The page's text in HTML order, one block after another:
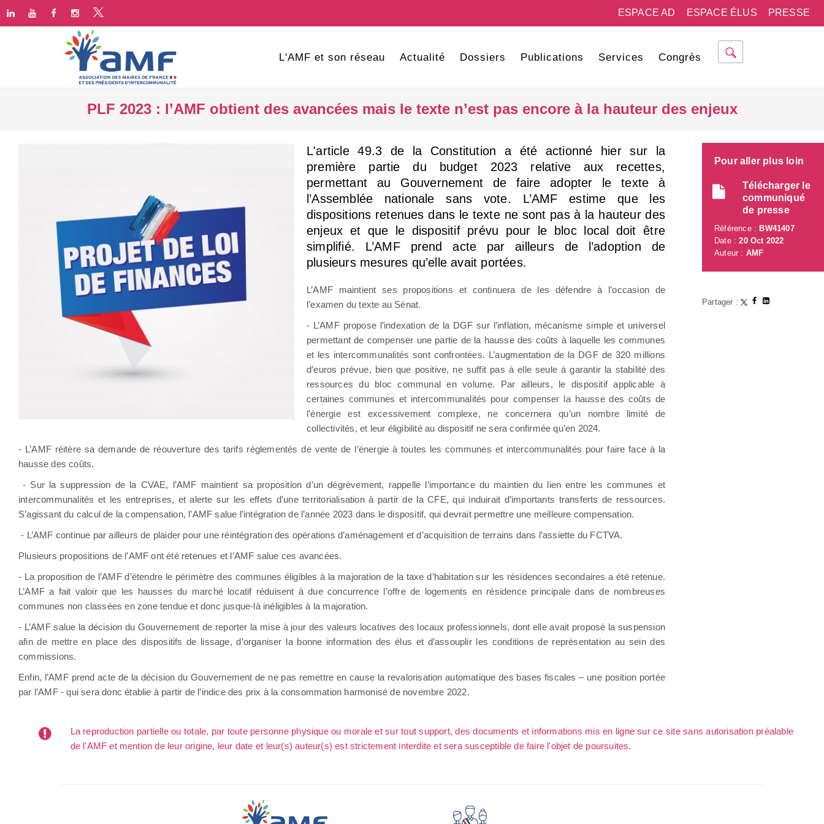
PRESSE
ESPACE ÉLUS
ESPACE AD
L'AMF et son réseau Actualité Dossiers Publications Services Congrès
PLF 2023 : l’AMF obtient des avancées mais le texte n’est pas encore à la hauteur des enjeux
L'article 49.3 de la Constitution a été actionné hier sur la
première partie du budget 2023 relative aux recettes,
permettant au Gouvernement de faire adopter le texte à
l’Assemblée nationale sans vote. L’AMF estime que les
dispositions retenues dans le texte ne sont pas à la hauteur des
enjeux et que le dispositif prévu pour le bloc local doit être
simplifié. L’AMF prend acte par ailleurs de l’adoption de
plusieurs mesures qu’elle avait portées.
L’AMF maintient ses propositions et continuera de les défendre à l’occasion de
l’examen du texte au Sénat.
- L’AMF propose l’indexation de la DGF sur l’inflation, mécanisme simple et universel
permettant de compenser une partie de la hausse des coûts à laquelle les communes
et les intercommunalités sont confrontées. L’augmentation de la DGF de 320 millions
d’euros prévue, bien que positive, ne suffit pas à elle seule à garantir la stabilité des
ressources du bloc communal en volume. Par ailleurs, le dispositif applicable à
certaines communes et intercommunalités pour compenser la hausse des coûts de
l’énergie est excessivement complexe, ne concernera qu’un nombre limité de
collectivités, et leur éligibilité au dispositif ne sera confirmée qu’en 2024.
- L’AMF réitère sa demande de réouverture des tarifs règlementés de vente de l’énergie à toutes les communes et intercommunalités pour faire face à la
hausse des coûts.
- Sur la suppression de la CVAE, l’AMF maintient sa proposition d’un dégrèvement, rappelle l’importance du maintien du lien entre les communes et
intercommunalités et les entreprises, et alerte sur les effets d’une territorialisation à partir de la CFE, qui induirait d’importants transferts de ressources.
S’agissant du calcul de la compensation, l’AMF salue l’intégration de l’année 2023 dans le dispositif, qui devrait permettre une meilleure compensation.
- L’AMF continue par ailleurs de plaider pour une réintégration des opérations d’aménagement et d’acquisition de terrains dans l’assiette du FCTVA.
Plusieurs propositions de l’AMF ont été retenues et l’AMF salue ces avancées.
- La proposition de l’AMF d’étendre le périmètre des communes éligibles à la majoration de la taxe d’habitation sur les résidences secondaires a été retenue.
L’AMF a fait valoir que les hausses du marché locatif réduisent à due concurrence l’offre de logements en résidence principale dans de nombreuses
communes non classées en zone tendue et donc jusque-là inéligibles à la majoration.
- L’AMF salue la décision du Gouvernement de reporter la mise à jour des valeurs locatives des locaux professionnels, dont elle avait proposé la suspension
afin de mettre en place des dispositifs de lissage, d’organiser la bonne information des élus et d’assouplir les conditions de représentation au sein des
commissions.
Enfin, l’AMF prend acte de la décision du Gouvernement de ne pas remettre en cause la revalorisation automatique des bases fiscales – une position portée
par l’AMF - qui sera donc établie à partir de l’indice des prix à la consommation harmonisé de novembre 2022.
Pour aller plus loin
Télécharger le
communiqué
de presse
Référence : BW41407
Date :20 Oct 2022
Auteur : AMF
Partager :
La reproduction partielle ou totale, par toute personne physique ou morale et sur tout support, des documents et informations mis en ligne sur ce site sans autorisation préalable
de l'AMF et mention de leur origine, leur date et leur(s) auteur(s) est strictement interdite et sera susceptible de faire l'objet de poursuites.